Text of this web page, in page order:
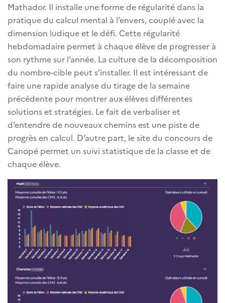
Mathador. Il installe une forme de régularité dans la
pratique du calcul mental à l’envers, couplé avec la
dimension ludique et le défi. Cette régularité
hebdomadaire permet à chaque élève de progresser à
son rythme sur l’année. La culture de la décomposition
du nombre-cible peut s’installer. Il est intéressant de
faire une rapide analyse du tirage de la semaine
précédente pour montrer aux élèves différentes
solutions et stratégies. Le fait de verbaliser et
d’entendre de nouveaux chemins est une piste de
progrès en calcul. D’autre part, le site du concours de
Canopé permet un suivi statistique de la classe et de
chaque élève.